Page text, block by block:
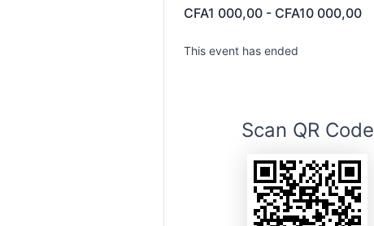
CFA1 000,00 - CFA10 000,00
This event has ended
Scan QR Code